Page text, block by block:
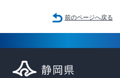
前のページへ戻る